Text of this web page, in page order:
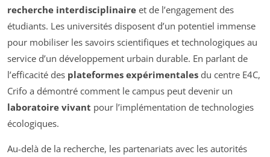
recherche interdisciplinaire et de l’engagement des
étudiants. Les universités disposent d’un potentiel immense
pour mobiliser les savoirs scientifiques et technologiques au
service d’un développement urbain durable. En parlant de
l’efficacité des plateformes expérimentales du centre E4C,
Crifo a démontré comment le campus peut devenir un
laboratoire vivant pour l’implémentation de technologies
écologiques.
Au-delà de la recherche, les partenariats avec les autorités